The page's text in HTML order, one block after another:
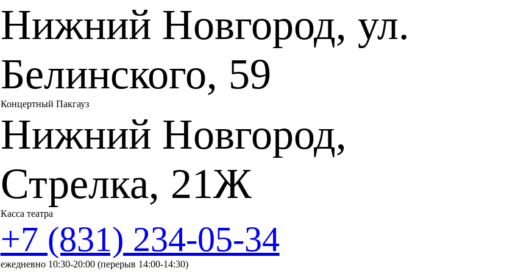
заявки на проведение гастролей с участием лауреатов. Миссия конкурса – не только
рассмотреть в певце талант и безусловный творческий потенциал, наградить премией, но и
помочь молодым исполнителям начать сольную деятельность, показать их талант и красоту
голосов зрителям, подсказать в каком направлении им надо двигаться в творческом пути.
гастроли», — сообщила Председатель жюри конкурса, заслуженная артистка РФ Альбина
Шагимуратова.
В Нижнем Новгороде музыку bel canto вместе с Альбиной Шагимуратовой исполнят тенор
меццо-сопрано Екатерина Лукаш — лауреат I премии (солистка Московского
Музыкального театра им. К.С. Станиславского и Вл. И. Немировича-Данченко), бас
Константин Федотов — лауреат II премии (солист театра Новая Опера), лауреаты III
премии, солисты Мариинского театра сопрано Екатерина Савинкова и контр-тенор Иван
Альбина Шагимуратова (сопрано)
Заслуженная артистка России (2017)
Лауреат XLII Международного конкурса вокалистов им. Франсиско Виньяса (III премия,
Барселона, 2005)
Нижний Новгород, ул.
Белинского, 59
Концертный Пакгауз
Нижний Новгород,
Стрелка, 21Ж
Касса театра
+7 (831) 234-05-34
ежедневно 10:30-20:00 (перерыв 14:00-14:30)